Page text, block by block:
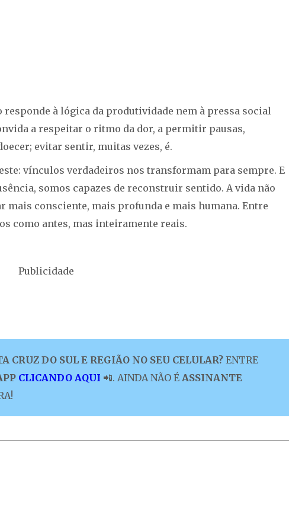
responde à lógica da produtividade nem à pressa social
a respeitar o ritmo da dor, a permitir pausas,
evitar sentir, muitas vezes, é.
vínculos verdadeiros nos transformam para sempre. E
somos capazes de reconstruir sentido. A vida não
mais consciente, mais profunda e mais humana. Entre
como antes, mas inteiramente reais.
Publicidade
CRUZ DO SUL E REGIÃO NO SEU CELULAR? ENTRE
CLICANDO AQUI 📲. AINDA NÃO É ASSINANTE